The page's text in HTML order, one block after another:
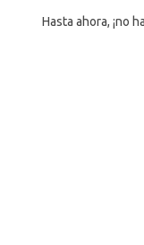
Hasta ahora, ¡no